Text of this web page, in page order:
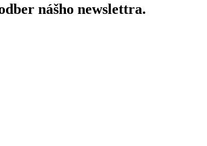
nášho newslettra.